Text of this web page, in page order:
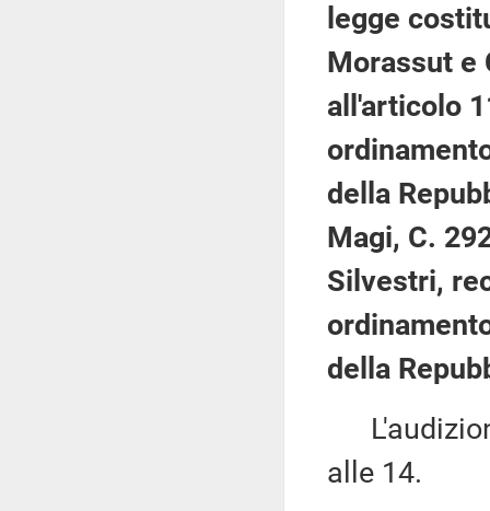
legge
Morassut e
all'articolo
della
Magi, C.
Silvestri,
della
alle 14.